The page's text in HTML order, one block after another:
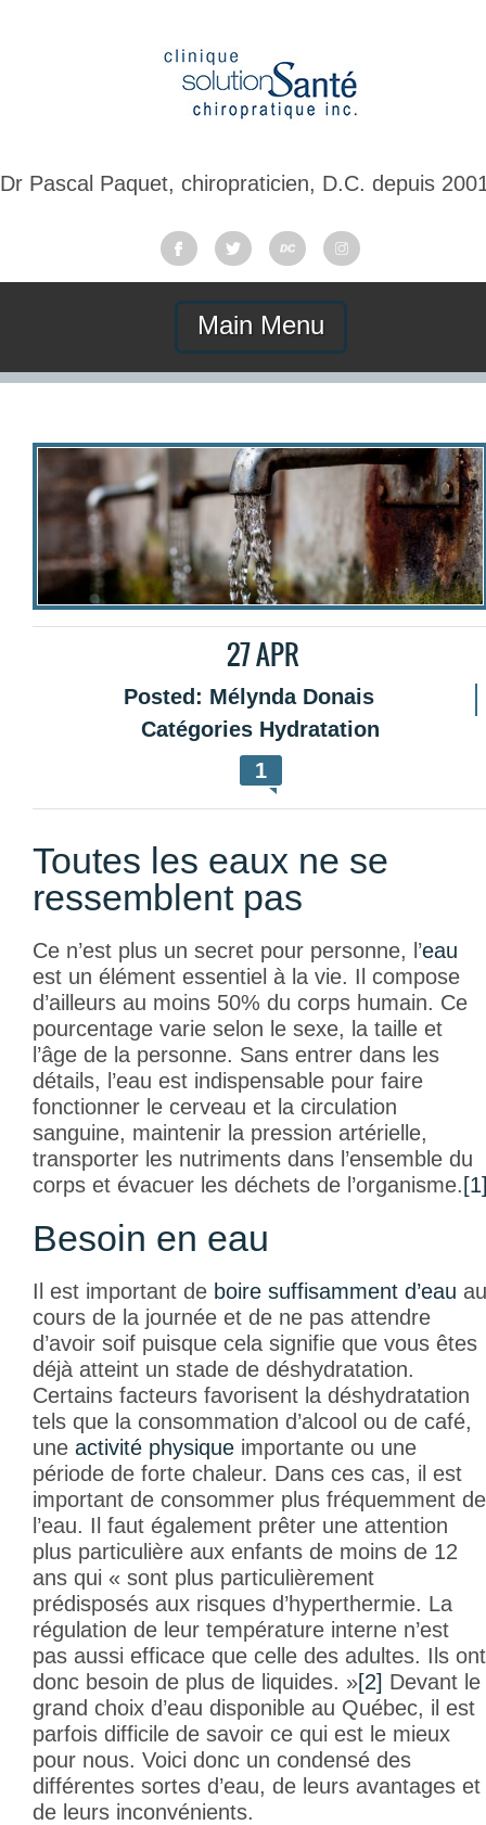
Dr Pascal Paquet, chiropraticien, D.C. depuis
Main Menu
27APR
Posted: Mélynda Donais
Catégories Hydratation
1
Toutes les eaux ne se
ressemblent pas
Ce n’est plus un secret pour personne, l’eau
est un élément essentiel à la vie. Il compose
d’ailleurs au moins 50% du corps humain. Ce
pourcentage varie selon le sexe, la taille et
l’âge de la personne. Sans entrer dans les
détails, l’eau est indispensable pour faire
fonctionner le cerveau et la circulation
sanguine, maintenir la pression artérielle,
transporter les nutriments dans l’ensemble du
corps et évacuer les déchets de l’organisme.
Besoin en eau
Il est important de boire suffisamment d’eau au
cours de la journée et de ne pas attendre
d’avoir soif puisque cela signifie que vous êtes
déjà atteint un stade de déshydratation.
Certains facteurs favorisent la déshydratation
tels que la consommation d’alcool ou de café,
une activité physique importante ou une
période de forte chaleur. Dans ces cas, il est
important de consommer plus fréquemment de
l’eau. Il faut également prêter une attention
plus particulière aux enfants de moins de 12
ans qui « sont plus particulièrement
prédisposés aux risques d’hyperthermie. La
régulation de leur température interne n’est
pas aussi efficace que celle des adultes. Ils ont
donc besoin de plus de liquides. »[2] Devant le
grand choix d’eau disponible au Québec, il est
parfois difficile de savoir ce qui est le mieux
pour nous. Voici donc un condensé des
différentes sortes d’eau, de leurs avantages et
de leurs inconvénients.